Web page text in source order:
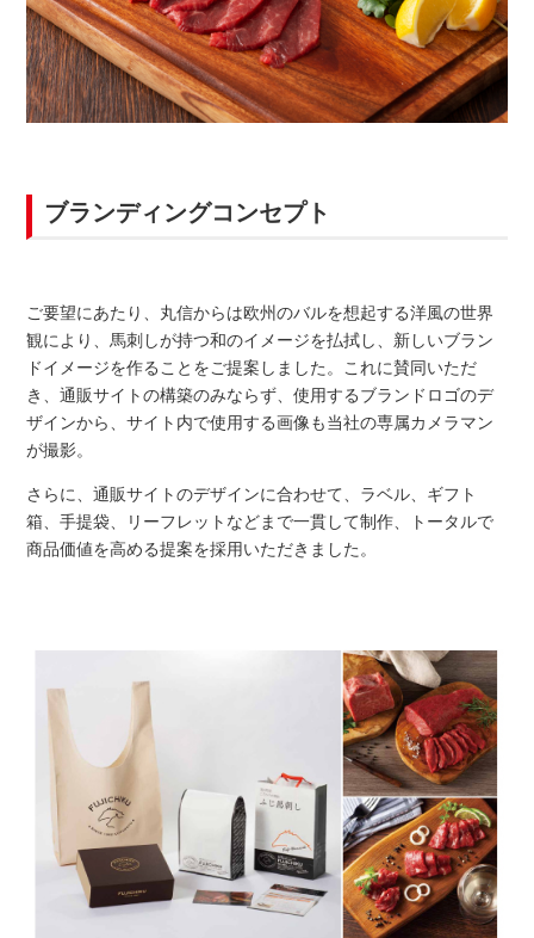
ブランディングコンセプト
ご要望にあたり、丸信からは欧州のバルを想起する洋風の世界
観により、馬刺しが持つ和のイメージを払拭し、新しいブラン
ドイメージを作ることをご提案しました。これに賛同いただ
き、通販サイトの構築のみならず、使用するブランドロゴのデ
ザインから、サイト内で使用する画像も当社の専属カメラマン
が撮影。
さらに、通販サイトのデザインに合わせて、 ラベル、ギフト
箱、手提袋、リーフレットなどまで一貫して制作、トータルで
商品価値を高める提案を採用いただきました。